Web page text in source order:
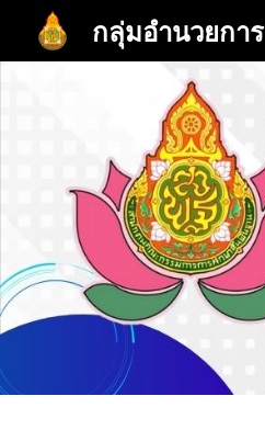
กลุ่มอำนวยการ